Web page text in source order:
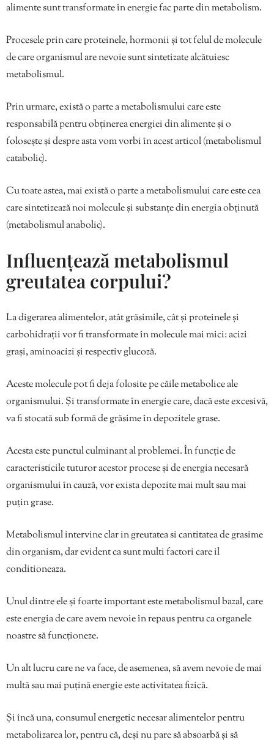
alimente sunt transformate în energie fac parte din metabolism.
Procesele prin care proteinele, hormonii și tot felul de molecule
de care organismul are nevoie sunt sintetizate alcătuiesc
metabolismul.
Prin urmare, există o parte a metabolismului care este
responsabilă pentru obținerea energiei din alimente și o
folosește și despre asta vom vorbi în acest articol (metabolismul
catabolic).
Cu toate astea, mai există o parte a metabolismului care este cea
care sintetizează noi molecule și substanțe din energia obținută
(metabolismul anabolic).
Influențează metabolismul
greutatea corpului?
La digerarea alimentelor, atât grăsimile, cât și proteinele și
carbohidrații vor fi transformate în molecule mai mici: acizi
grași, aminoacizi și respectiv glucoză.
Aceste molecule pot fi deja folosite pe căile metabolice ale
organismului. Și transformate în energie care, dacă este excesivă,
va fi stocată sub formă de grăsime în depozitele grase.
Acesta este punctul culminant al problemei. În funcție de
caracteristicile tuturor acestor procese și de energia necesară
organismului în cauză, vor exista depozite mai mult sau mai
puțin grase.
Metabolismul intervine clar in greutatea si cantitatea de grasime
din organism, dar evident ca sunt multi factori care il
conditioneaza.
Unul dintre ele și foarte important este metabolismul bazal, care
este energia de care avem nevoie în repaus pentru ca organele
noastre să funcționeze.
Un alt lucru care ne va face, de asemenea, să avem nevoie de mai
multă sau mai puțină energie este activitatea fizică.
Și încă una, consumul energetic necesar alimentelor pentru
metabolizarea lor, pentru că, deși nu pare să absoarbă și să